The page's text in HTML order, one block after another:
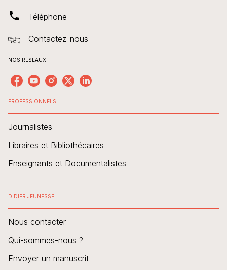
phone Téléphone
Contactez-nous
NOS RÉSEAUX
PROFESSIONNELS
Journalistes
Libraires et Bibliothécaires
Enseignants et Documentalistes
DIDIER JEUNESSE
Nous contacter
Qui-sommes-nous ?
Envoyer un manuscrit